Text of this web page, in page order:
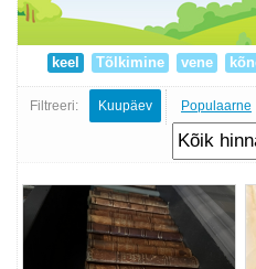
keel Tõlkimine vene
Filtreeri: Kuupäev Populaarne